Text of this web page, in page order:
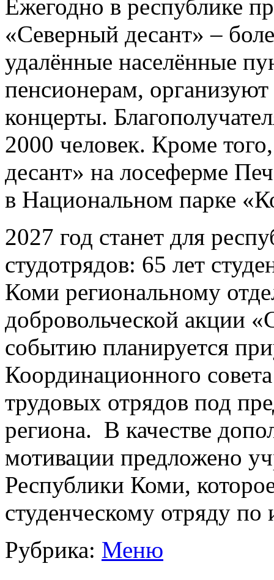
Ежегодно в республике
«Северный десант» –
удалённые населённые
пенсионерам,
концерты.
2000 человек. Кроме
десант» на лосеферме
в Национальном парке
2027 год станет для
студотрядов: 65 лет
Коми региональному
добровольческой акции
событию планируется
Координационного
трудовых отрядов под
региона. В качестве
мотивации предложено
Республики Коми,
студенческому отряду по
Рубрика: Меню